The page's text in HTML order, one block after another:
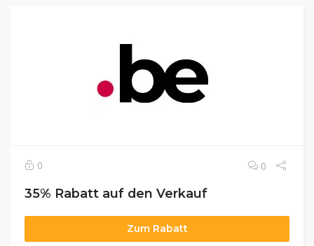
0 0
35% Rabatt auf den Verkauf
Zum Rabatt